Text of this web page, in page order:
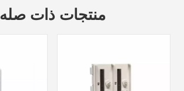
منتجات ذات صله